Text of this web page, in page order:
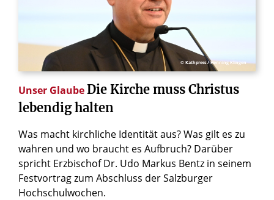
© Kathpress / Henning Klingen
Unser GlaubeDie Kirche muss Christus
lebendighalten
Was macht kirchliche Identität aus? Was gilt es zu
wahren und wo braucht es Aufbruch? Darüber
spricht Erzbischof Dr. Udo Markus Bentz in seinem
Festvortrag zum Abschluss der Salzburger
Hochschulwochen.